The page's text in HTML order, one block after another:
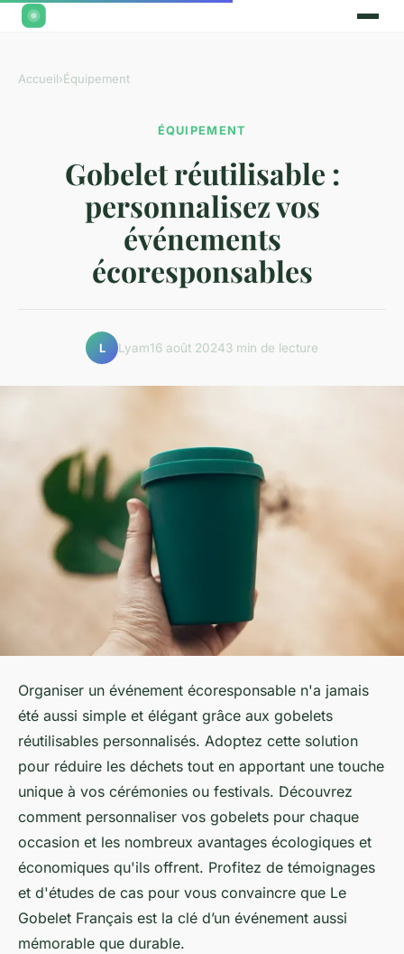
Accueil›Équipement
ÉQUIPEMENT
Gobelet réutilisable :
personnalisez vos
événements
écoresponsables
L Lyam16 août 20243 min de lecture
Organiser un événement écoresponsable n'a jamais
été aussi simple et élégant grâce aux gobelets
réutilisables personnalisés. Adoptez cette solution
pour réduire les déchets tout en apportant une touche
unique à vos cérémonies ou festivals. Découvrez
comment personnaliser vos gobelets pour chaque
occasion et les nombreux avantages écologiques et
économiques qu'ils offrent. Profitez de témoignages
et d'études de cas pour vous convaincre que Le
Gobelet Français est la clé d’un événement aussi
mémorable que durable.